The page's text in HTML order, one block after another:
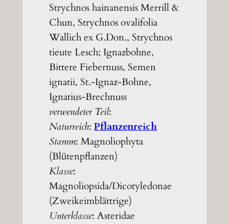
Strychnos hainanensis Merrill &
Chun, Strychnos ovalifolia
Wallich ex G.Don., Strychnos
tieute Lesch; Ignazbohne,
Bittere Fiebernuss, Semen
ignatii, St.-Ignaz-Bohne,
Ignatius-Brechnuss
verwendeter Teil:
Naturreich: Pflanzenreich
Stamm: Magnoliophyta
(Blütenpflanzen)
Klasse:
Magnoliopsida/Dicotyledonae
(Zweikeimblättrige)
Unterklasse: Asteridae